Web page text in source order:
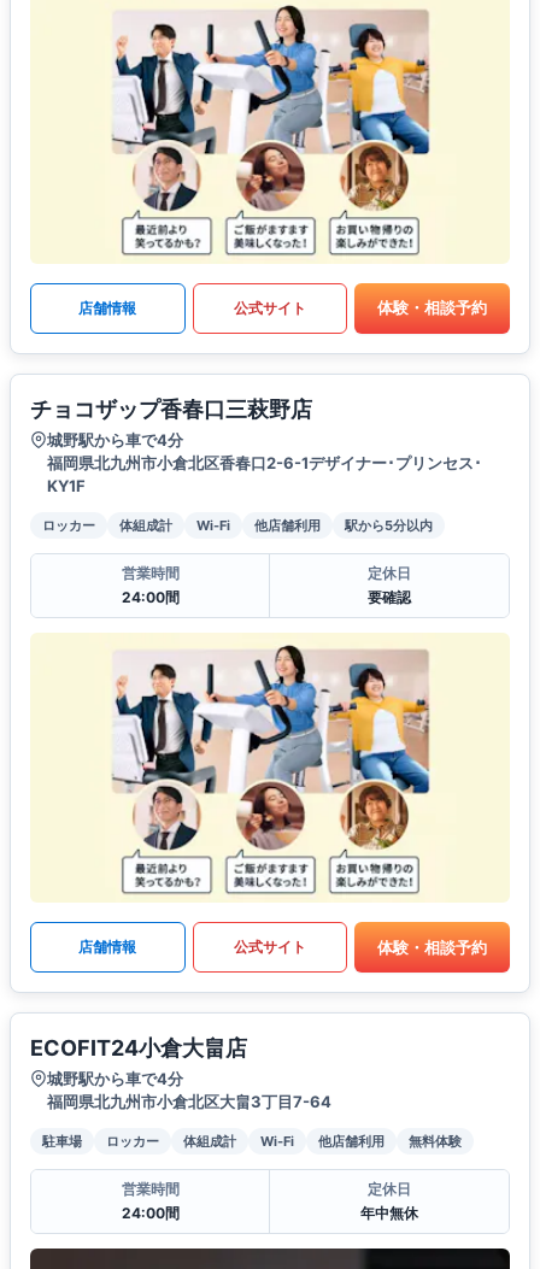
店舗情報 公式サイト 体験・相談予約
チョコザップ香春口三萩野店
城野駅から車で4分
福岡県北九州市小倉北区香春口2-6-1デザイナー･プリンセス･
KY1F
ロッカー 体組成計 Wi-Fi 他店舗利用 駅から5分以内
営業時間
24:00間
定休日
要確認
店舗情報 公式サイト 体験・相談予約
ECOFIT24小倉大畠店
城野駅から車で4分
福岡県北九州市小倉北区大畠3丁目7-64
駐車場 ロッカー 体組成計 Wi-Fi 他店舗利用 無料体験
営業時間
24:00間
定休日
年中無休